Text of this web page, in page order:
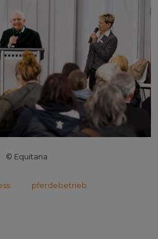
© Equitana
pferdebetrieb